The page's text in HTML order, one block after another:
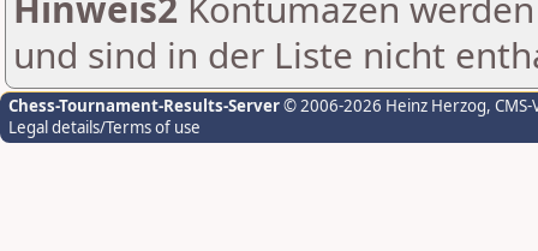
und sind in der Liste nicht
Chess-Tournament-Results-Server© 2006-2026 Heinz Herzog,
Legal details/Terms of use